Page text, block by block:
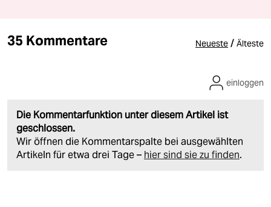
35 Kommentare Neueste / Älteste
Die Kommentarfunktion unter diesem Artikel ist
geschlossen.
Wir öffnen die Kommentarspalte bei ausgewählten
Artikeln für etwa drei Tage – hier sind sie zu finden.
einloggen